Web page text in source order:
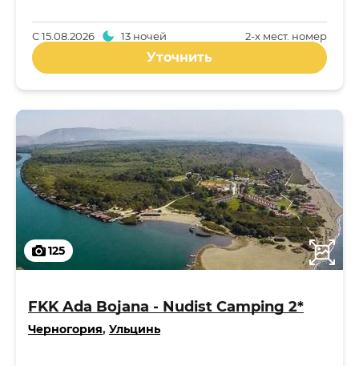
2-x мест. номер
С15.08.2026 13 ночей
Уточнить
125
FKK Ada Bojana - Nudist Camping 2*
Черногория, Ульцинь